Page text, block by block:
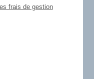
frais de gestion